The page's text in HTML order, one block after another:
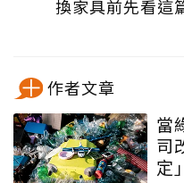
換家具前先看這
作者文章
當
司
定